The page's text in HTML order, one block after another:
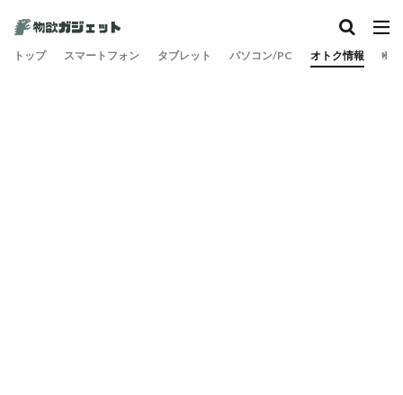
トップ スマートフォン タブレット パソコン/PC オトク情報 旅